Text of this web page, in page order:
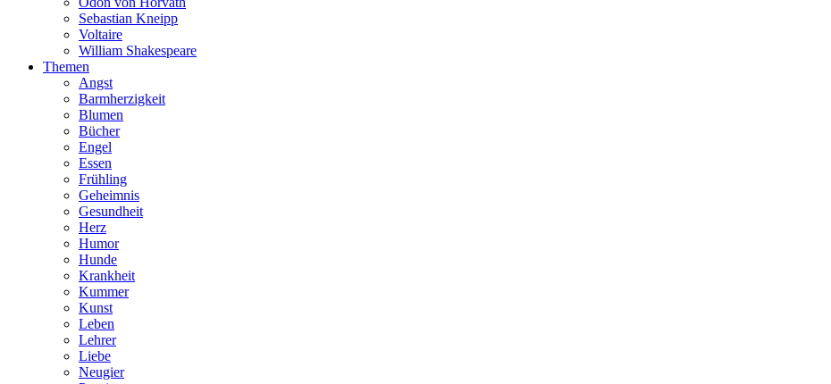
Sebastian Kneipp
Voltaire
William Shakespeare
Themen
Angst
Barmherzigkeit
Blumen
Bücher
Engel
Essen
Frühling
Geheimnis
Gesundheit
Herz
Humor
Hunde
Krankheit
Kummer
Kunst
Leben
Lehrer
Liebe
Neugier